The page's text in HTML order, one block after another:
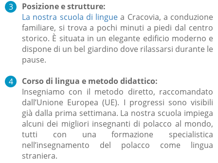
Posizione e strutture:
La nostra scuola di lingue a Cracovia, a conduzione
familiare, si trova a pochi minuti a piedi dal centro
storico. È situata in un elegante edificio moderno e
dispone di un bel giardino dove rilassarsi durante le
pause.
Corso di lingua e metodo didattico:
Insegniamo con il metodo diretto, raccomandato
dall’Unione Europea (UE). I progressi sono visibili
già dalla prima settimana. La nostra scuola impiega
alcuni dei migliori insegnanti di polacco al mondo,
tutti con una formazione specialistica
nell’insegnamento del polacco come lingua
straniera.